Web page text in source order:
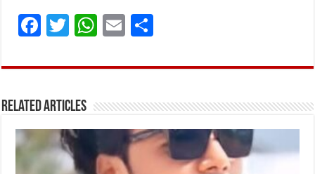
F
ce
o
o
k
T
it
r
W
at
A
p
p
E
ai ar
Related Articles